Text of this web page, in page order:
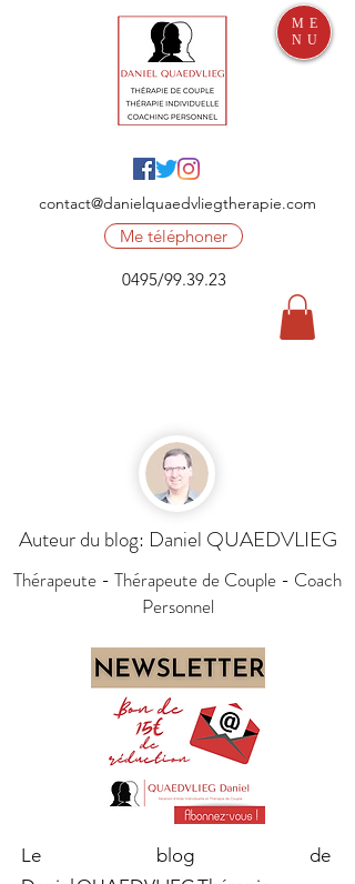
contact@danielquaedvliegtherapie.com
Me téléphoner
0495/99.39.23
ME
NU
Auteur du blog: Daniel QUAEDVLIEG
Thérapeute - Thérapeute de Couple - Coach
Personnel
Le blog de